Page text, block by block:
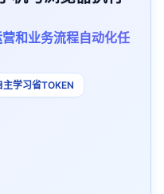
和业务流程自动化任
主学习省TOKEN